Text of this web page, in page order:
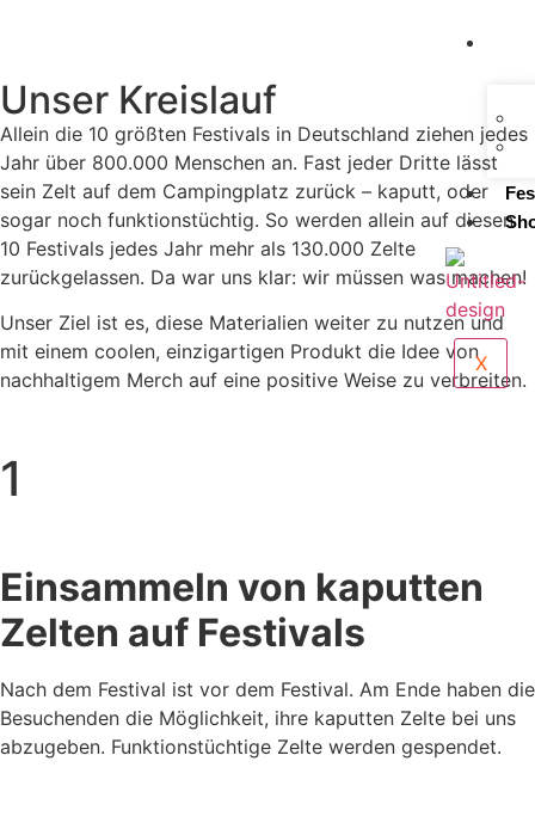
X
Unser Kreislauf
Allein die 10 größten Festivals in Deutschland ziehen jedes
Jahr über 800.000 Menschen an. Fast jeder Dritte lässt
sein Zelt auf dem Campingplatz zurück – kaputt, oder
sogar noch funktionstüchtig. So werden allein auf diesen
10 Festivals jedes Jahr mehr als 130.000 Zelte
zurückgelassen. Da war uns klar: wir müssen was machen!
Unser Ziel ist es, diese Materialien weiter zu nutzen und
mit einem coolen, einzigartigen Produkt die Idee von
nachhaltigem Merch auf eine positive Weise zu verbreiten.
1
Einsammeln von kaputten
Zelten auf Festivals
Nach dem Festival ist vor dem Festival. Am Ende haben die
Besuchenden die Möglichkeit, ihre kaputten Zelte bei uns
abzugeben. Funktionstüchtige Zelte werden gespendet.